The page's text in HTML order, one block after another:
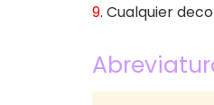
9. Cualquier